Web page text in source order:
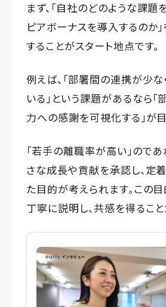
まず、「自社のどのような課
ピアボーナスを導入するのか
することがスタート地点です。
例えば、「部署間の連携が少な
いる」という課題があるなら
力への感謝を可視化する」が
「若手の離職率が高い」ので
さな成長や貢献を承認し、定
た目的が考えられます。この
丁寧に説明し、共感を得ること